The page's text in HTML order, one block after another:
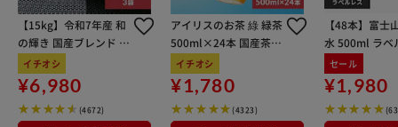
【15kg】令和7年産 和
の輝き 国産ブレンド 5
kg×3袋
イチオシ
¥6,980
(4672)
アイリスのお茶 綠 緑茶
500ml×24本 国産茶葉
100％使用
イチオシ
¥1,780
(4323)
【48本】富士
水 500ml ラベ
セール
¥1,980